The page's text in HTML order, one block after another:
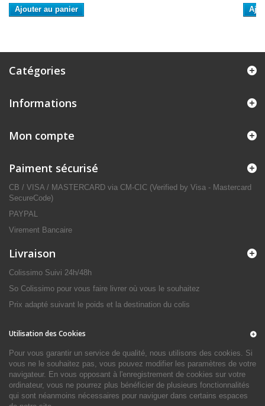
Ajouter au panier
Catégories
Informations
Mon compte
Paiment sécurisé
CB / VISA / MASTERCARD via CM-CIC (Verified by Visa - Mastercard
SecureCode)
PAYPAL
Virement Bancaire
Livraison
Colissimo Suivi 24h/48h
So Colissimo pour vous faire livrer où vous le souhaitez
Prix adapté suivant le poids et la destination du colis
Utilisation des Cookies
Pour vous garantir un service de qualité, nous utilisons des cookies. Si
vous ne le souhaitez pas, vous pouvez modifier les paramètres de votre
navigateur. En vous opposant à l'enregistrement de cookies sur votre
ordinateur, vous ne pourrez plus bénéficier de plusieurs fonctionnalités
qui sont néanmoins nécessaires pour naviguer dans certains espaces